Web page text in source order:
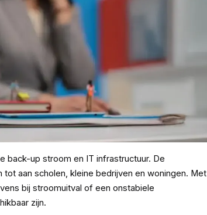
back-up stroom en IT infrastructuur. De
aan scholen, kleine bedrijven en woningen. Met
bij stroomuitval of een onstabiele
zijn.